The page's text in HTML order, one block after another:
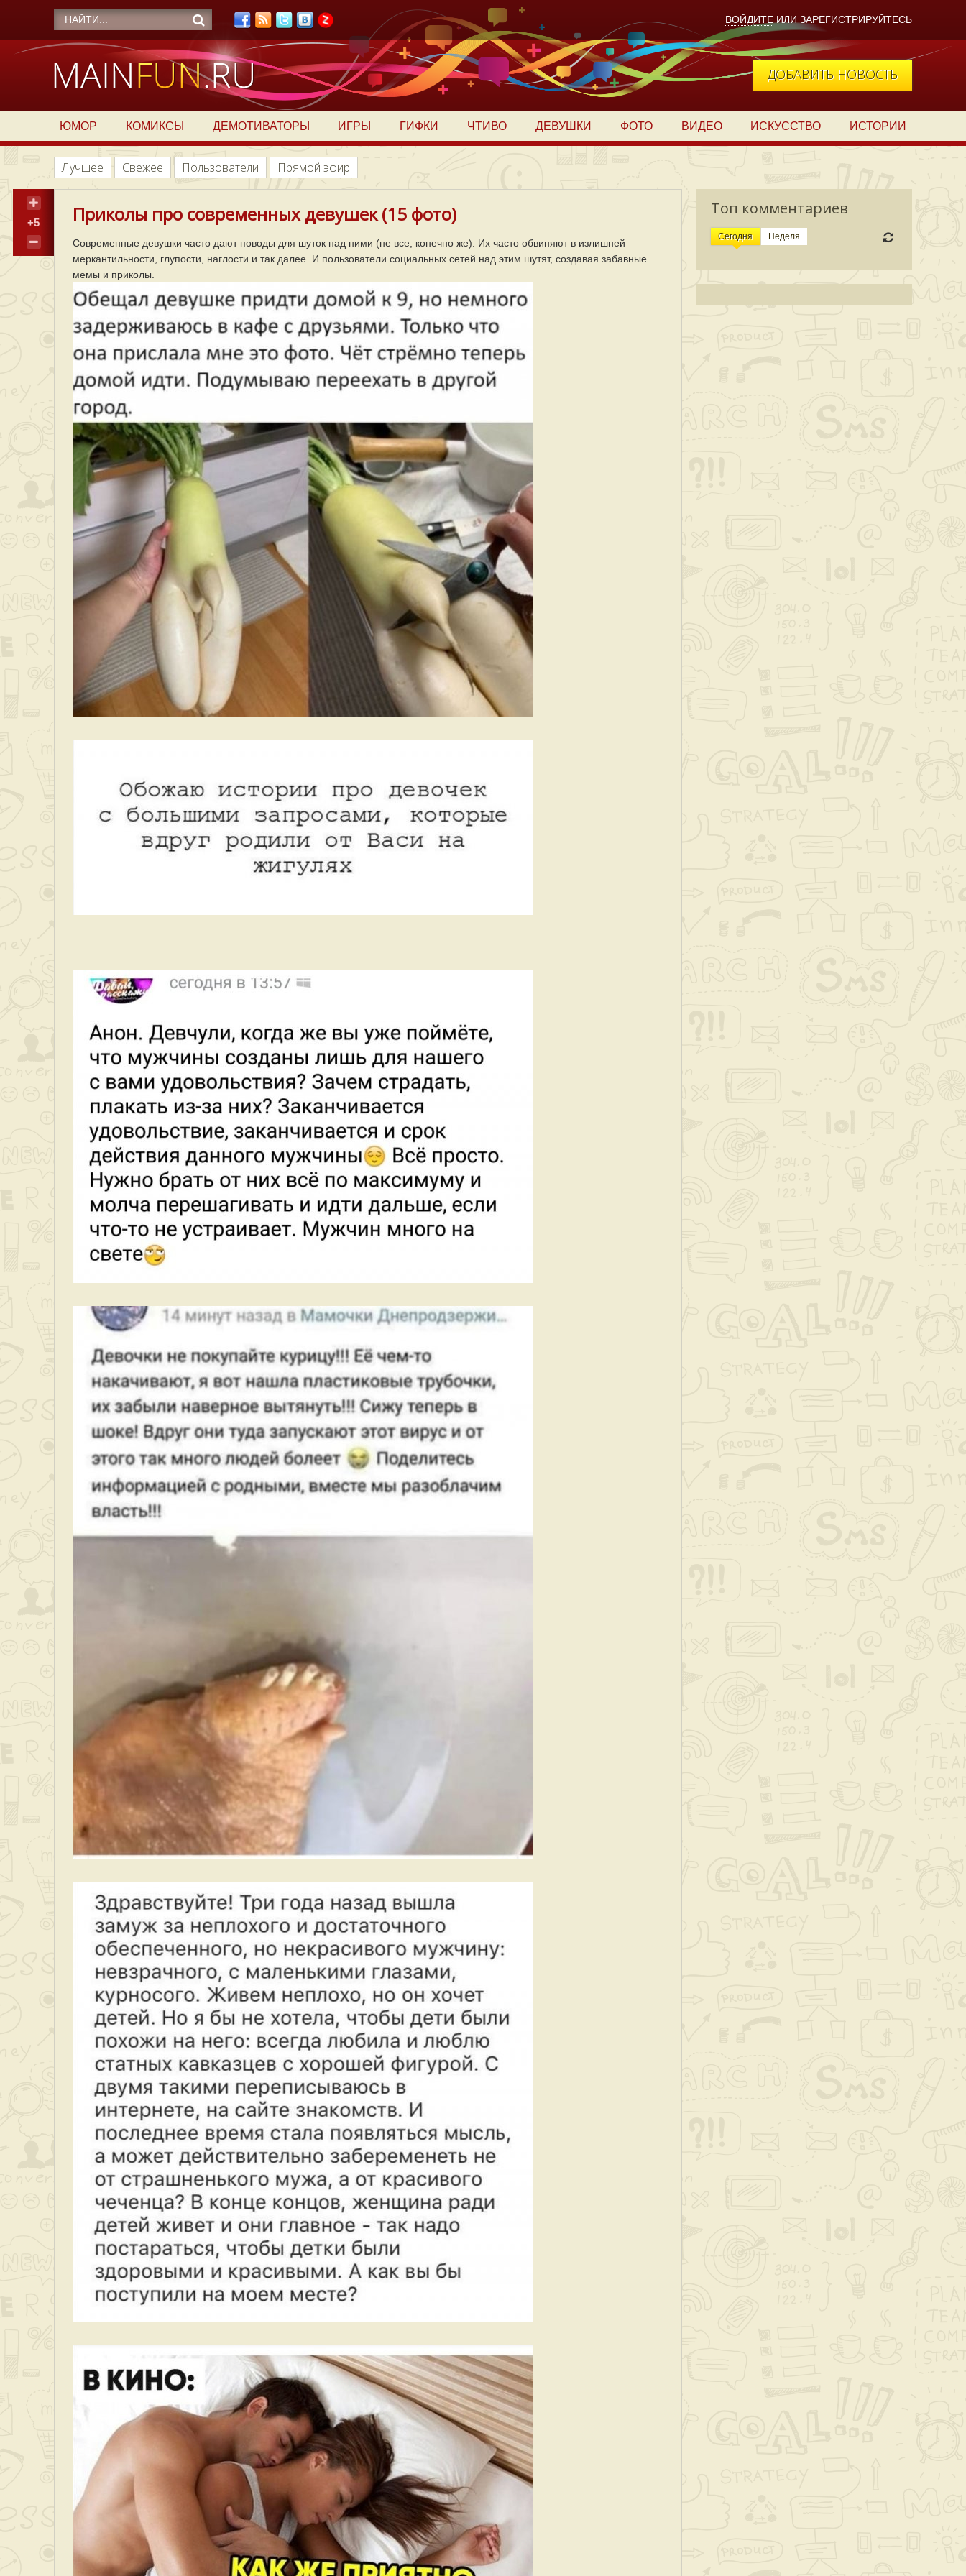
ВОЙДИТЕ ИЛИ ЗАРЕГИСТРИРУЙТЕСЬ
ДОБАВИТЬ НОВОСТЬ
ЮМОР КОМИКСЫ ДЕМОТИВАТОРЫ ИГРЫ ГИФКИ ЧТИВО ДЕВУШКИ ФОТО ВИДЕО ИСКУССТВО ИСТОРИИ
Лучшее Свежее Пользователи Прямой эфир
Топ комментариев
Сегодня Неделя
+5 Приколы про современных девушек (15 фото)
Современные девушки часто дают поводы для шуток над ними (не все, конечно же). Их часто обвиняют в излишней
меркантильности, глупости, наглости и так далее. И пользователи социальных сетей над этим шутят, создавая забавные
мемы и приколы.